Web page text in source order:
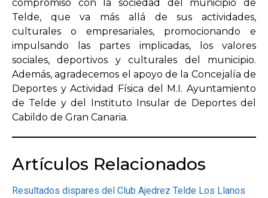
compromiso con la sociedad del municipio de
Telde, que va más allá de sus actividades,
culturales o empresariales, promocionando e
impulsando las partes implicadas, los valores
sociales, deportivos y culturales del municipio.
Además, agradecemos el apoyo de la Concejalía de
Deportes y Actividad Física del M.I. Ayuntamiento
de Telde y del Instituto Insular de Deportes del
Cabildo de Gran Canaria.
Artículos Relacionados
Resultados dispares del Club Ajedrez Telde Los Llanos